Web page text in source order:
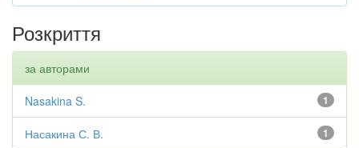
Розкриття
за авторами
1
Nasakina S.
1
Насакина С. В.